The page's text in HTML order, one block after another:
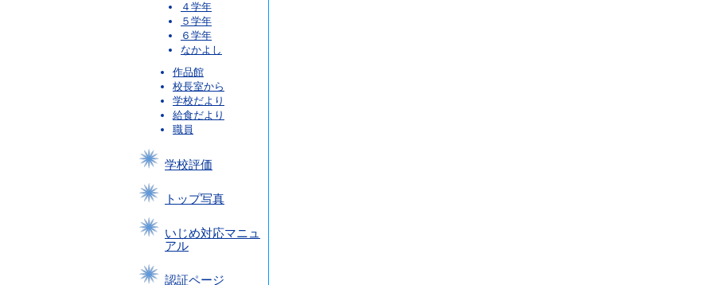
４学年
５学年
６学年
なかよし
作品館
校長室から
学校だより
給食だより
職員
学校評価
トップ写真
いじめ対応マニュ
アル
認証ページ